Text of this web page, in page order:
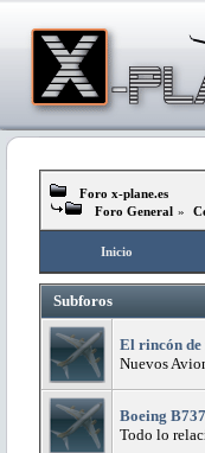
Foro x-plane.es
Foro General »
Inicio
Subforos
El rincón de
Nuevos
Boeing
Todo lo